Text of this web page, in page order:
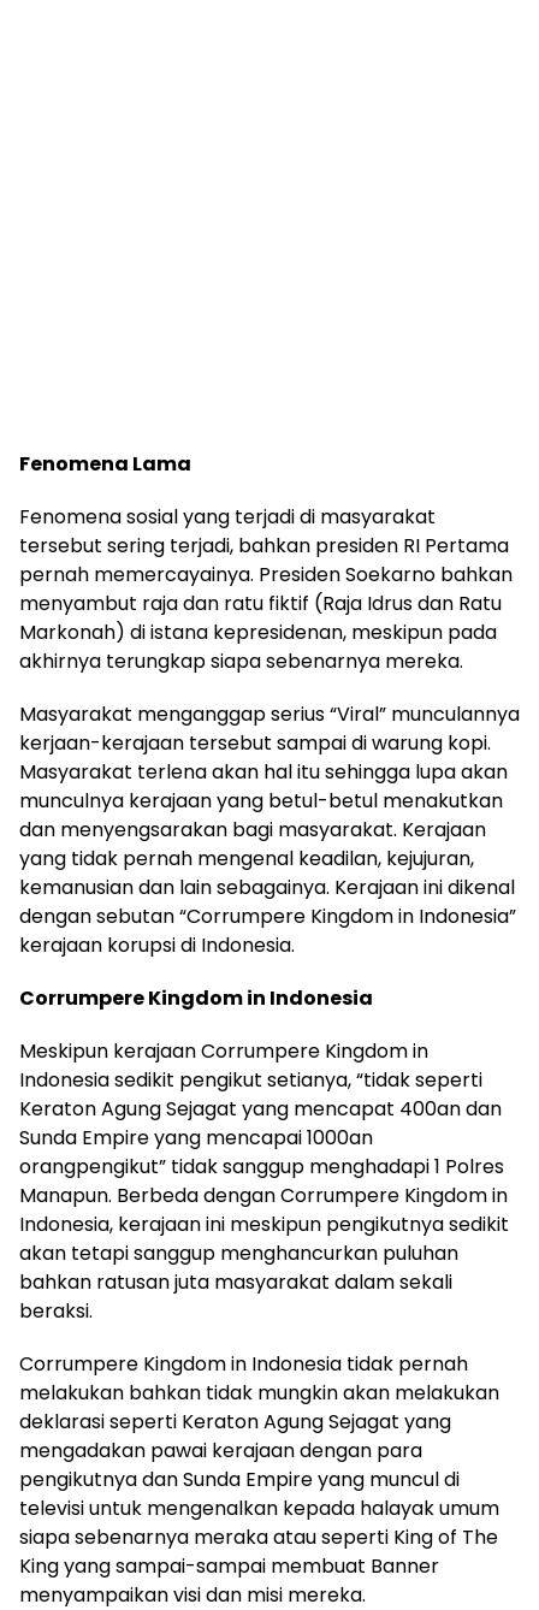
Fenomena Lama
Fenomena sosial yang terjadi di masyarakat
tersebut sering terjadi, bahkan presiden RI Pertama
pernah memercayainya. Presiden Soekarno bahkan
menyambut raja dan ratu fiktif (Raja Idrus dan Ratu
Markonah) di istana kepresidenan, meskipun pada
akhirnya terungkap siapa sebenarnya mereka.
Masyarakat menganggap serius “Viral” munculannya
kerjaan-kerajaan tersebut sampaidi warung kopi.
Masyarakat terlena akan hal itu sehingga lupa akan
munculnya kerajaan yang betul-betul menakutkan
dan menyengsarakan bagi masyarakat. Kerajaan
yang tidak pernah mengenal keadilan, kejujuran,
kemanusian dan lain sebagainya. Kerajaanini dikenal
dengan sebutan“Corrumpere Kingdom in Indonesia”
kerajaan korupsi di Indonesia.
Corrumpere Kingdom in Indonesia
Meskipun kerajaanCorrumpere Kingdom in
Indonesiasedikit pengikut setianya, “tidak seperti
Keraton Agung Sejagat yang mencapat 400an dan
Sunda Empire yang mencapai 1000an
orangpengikut” tidak sanggup menghadapi 1 Polres
Manapun. Berbeda denganCorrumpere Kingdom in
Indonesia, kerajaan ini meskipun pengikutnya sedikit
akan tetapisanggup menghancurkan puluhan
bahkan ratusanjuta masyarakat dalam sekali
beraksi.
Corrumpere Kingdom in Indonesia tidak pernah
melakukan bahkan tidak mungkin akan melakukan
deklarasi seperti Keraton Agung Sejagat yang
mengadakan pawai kerajaan dengan para
pengikutnya dan Sunda Empire yang muncul di
televisiuntuk mengenalkan kepada halayak umum
siapa sebenarnya meraka atau seperti King of The
King yang sampai-sampai membuat Banner
menyampaikan visi dan misi mereka.